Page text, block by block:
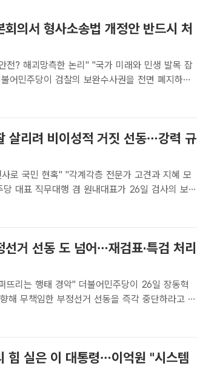
의서 형사소송법 개정안 반드시 처
전? 해괴망측한 논리" "국가 미래와 민생 발목 잡
정안을 이번 주 국회 본회의에서 처리하겠다고
살리려 비이성적 거짓 선동…강력 규
로 국민 현혹" "각계각층 전문가 고견과 지혜 모
송법 개정에 반대하는 국민의힘이 거짓 선동을 하
선거 선동 도 넘어…재검표·특검 처리
" 더불어민주당이 26일 장동혁
해 무책임한 부정선거 선동을 즉각 중단하라고 촉
트ㅣ신진환 기자] 더불어민주당이 26일 "장동혁
힘 실은 이 대통령…이억원 "시스템